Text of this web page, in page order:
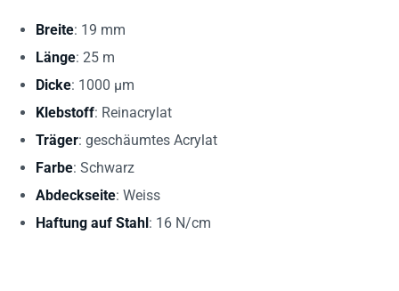
Breite: 19 mm
Länge: 25 m
Dicke: 1000 µm
Klebstoff: Reinacrylat
Träger: geschäumtes Acrylat
Farbe: Schwarz
Abdeckseite: Weiss
Haftung auf Stahl: 16 N/cm